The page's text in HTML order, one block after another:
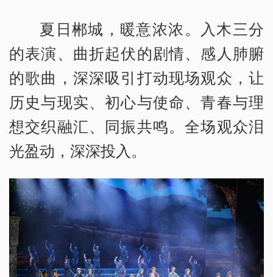
夏日郴城，暖意浓浓。入木三分
的表演、曲折起伏的剧情、感人肺腑
的歌曲，深深吸引打动现场观众，让
历史与现实、初心与使命、青春与理
想交织融汇、同振共鸣。全场观众泪
光盈动，深深投入。